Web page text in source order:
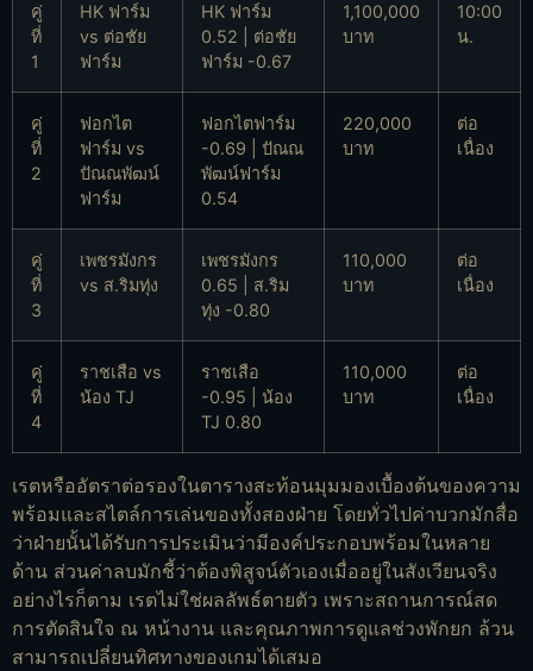
คู่
ที่
1
HK ฟาร์ม
vs ต่อชัย
ฟาร์ม
HK ฟาร์ม
0.52 | ต่อชัย
ฟาร์ม -0.67
1,100,000
บาท
10:00
น.
คู่
ที่
2
ฟอกไต
ฟาร์ม vs
ปัณณพัฒน์
ฟาร์ม
ฟอกไตฟาร์ม
-0.69 | ปัณณ
พัฒน์ฟาร์ม
0.54
220,000
บาท
ต่อ
เนื่อง
คู่
ที่
3
เพชรมังกร
vs ส.ริมทุ่ง
เพชรมังกร
0.65 | ส.ริม
ทุ่ง -0.80
110,000
บาท
ต่อ
เนื่อง
คู่
ที่
4
ราชเสือ vs
น้อง TJ
ราชเสือ
-0.95 | น้อง
TJ 0.80
110,000
บาท
ต่อ
เนื่อง
เรตหรืออัตราต่อรองในตารางสะท้อนมุมมองเบื้องต้นของความ
พร้อมและสไตล์การเล่นของทั้งสองฝ่าย โดยทั่วไปค่าบวกมักสื่อ
ว่าฝ่ายนั้นได้รับการประเมินว่ามีองค์ประกอบพร้อมในหลาย
ด้าน ส่วนค่าลบมักชี้ว่าต้องพิสูจน์ตัวเองเมื่ออยู่ในสังเวียนจริง
อย่างไรก็ตาม เรตไม่ใช่ผลลัพธ์ตายตัว เพราะสถานการณ์สด
การตัดสินใจ ณ หน้างาน และคุณภาพการดูแลช่วงพักยก ล้วน
สามารถเปลี่ยนทิศทางของเกมได้เสมอ